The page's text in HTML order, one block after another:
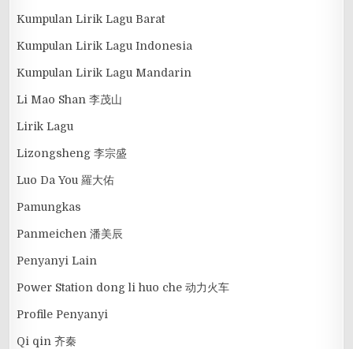
Kumpulan Lirik Lagu Barat
Kumpulan Lirik Lagu Indonesia
Kumpulan Lirik Lagu Mandarin
Li Mao Shan 李茂山
Lirik Lagu
Lizongsheng 李宗盛
Luo Da You 羅大佑
Pamungkas
Panmeichen 潘美辰
Penyanyi Lain
Power Station dong li huo che 动力火车
Profile Penyanyi
Qi qin 齐秦